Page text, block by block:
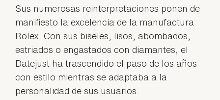
Sus numerosas reinterpretaciones ponen de
manifiesto la excelencia de la manufactura
Rolex. Con sus biseles, lisos, abombados,
estriados o engastados con diamantes, el
Datejust ha trascendido el paso de los años
con estilo mientras se adaptaba a la
personalidad de sus usuarios.